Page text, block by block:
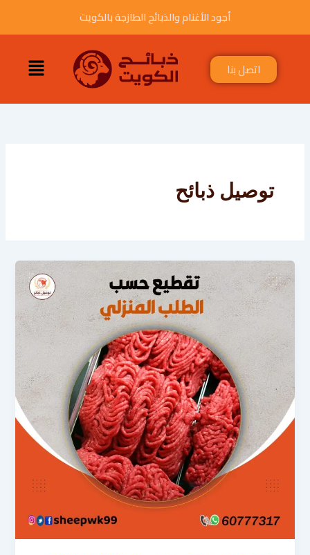
أجود الأغنام والذبائح الطازجة بالكويت
اتصل بنا القائمة
توصيل ذبائح